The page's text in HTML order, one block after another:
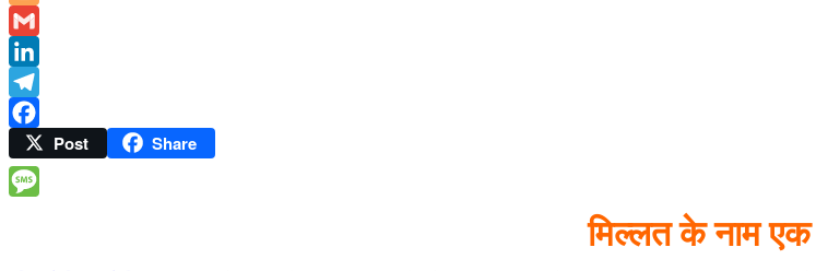
Blogger
Gmail
LinkedIn
Telegram
Facebook
Post Share
मिल्लत के नाम एक